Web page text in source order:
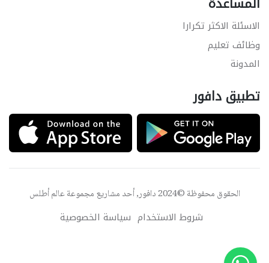
الاسئلة الاكثر تكرارا
وظائف تعليم
المدونة
تطبيق دافور
الحقوق محفوظة ©2024 دافور, أحد مشاريع مجموعة عالم أطلس
شروط الاستخدام سياسة الخصوصية